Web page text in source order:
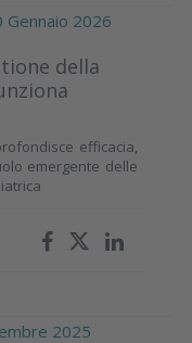
2026
della
efficacia,
emergente delle
2025